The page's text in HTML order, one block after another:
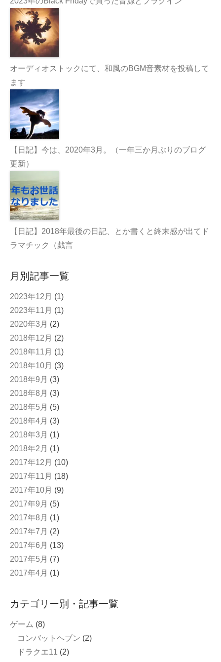
オーディオストックにて、和風のBGM音素材を投稿して
ます
【日記】今は、2020年3月。（一年三か月ぶりのブログ
更新）
【日記】2018年最後の日記、とか書くと終末感が出てド
ラマチック（戯言
月別記事一覧
2023年12月 (1)
2023年11月 (1)
2020年3月 (2)
2018年12月 (2)
2018年11月 (1)
2018年10月 (3)
2018年9月 (3)
2018年8月 (3)
2018年5月 (5)
2018年4月 (3)
2018年3月 (1)
2018年2月 (1)
2017年12月 (10)
2017年11月 (18)
2017年10月 (9)
2017年9月 (5)
2017年8月 (1)
2017年7月 (2)
2017年6月 (13)
2017年5月 (7)
2017年4月 (1)
カテゴリー別・記事一覧
ゲーム (8)
コンバットヘブン (2)
ドラクエ11 (2)